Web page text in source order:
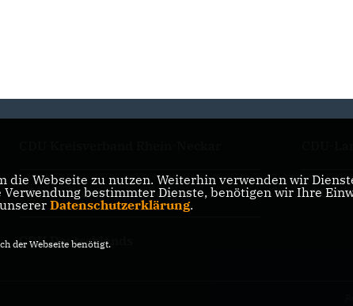
CDU Baden-Württemberg
CDU Deutschlands
CDU/
die Webseite zu nutzen. Weiterhin verwenden wir
bestimmter Dienste, benötigen wir Ihre
Datenschutzerklärung.
der Webseite benötigt.